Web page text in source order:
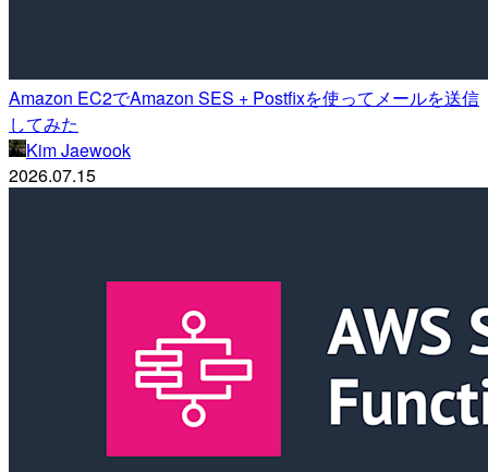
Amazon EC2でAmazon SES + Postfixを使ってメールを送信
してみた
Kim Jaewook
2026.07.15